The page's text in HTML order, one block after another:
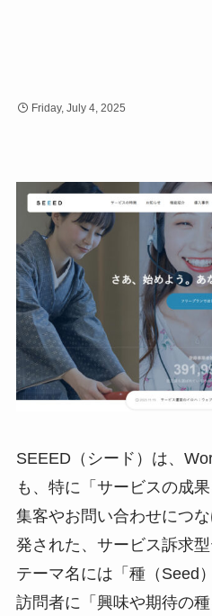
Friday, July 4, 2025
SEEED（シード）は、
も、特に「サービスの成
集客やお問い合わせにつ
発された、サービス訴求型
テーマ名には「種（Seed
訪問者に「興味や期待の